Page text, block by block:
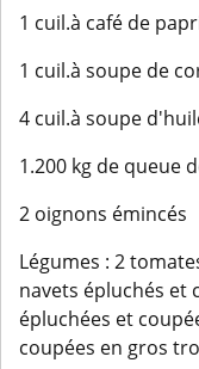
1 cuil.à café de
1 cuil.à soupe de
4 cuil.à soupe
1.200 kg de queue
2 oignons émincés
Légumes : 2
navets épluchés et
épluchées et
coupées en gros